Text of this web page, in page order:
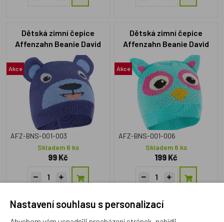
Dětská zimní čepice
Affenzahn Beanie David
Akce
AFZ-BNS-001-003
Skladem 6 ks
99 Kč
Dětská zimní čepice
Affenzahn Beanie David
Akce
AFZ-BNS-001-006
Skladem 6 ks
199 Kč
Nastavení souhlasu s personalizací